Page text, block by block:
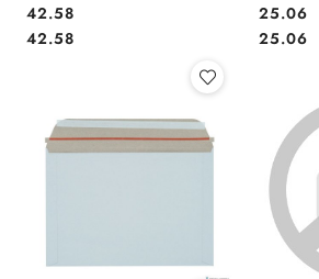
Cena:
42.58
Cena:
42.58
Cena:
25.06
Cena:
25.06